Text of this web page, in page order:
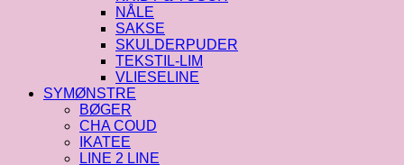
NÅLE
SAKSE
SKULDERPUDER
TEKSTIL-LIM
VLIESELINE
SYMØNSTRE
BØGER
CHA COUD
IKATEE
LINE 2 LINE